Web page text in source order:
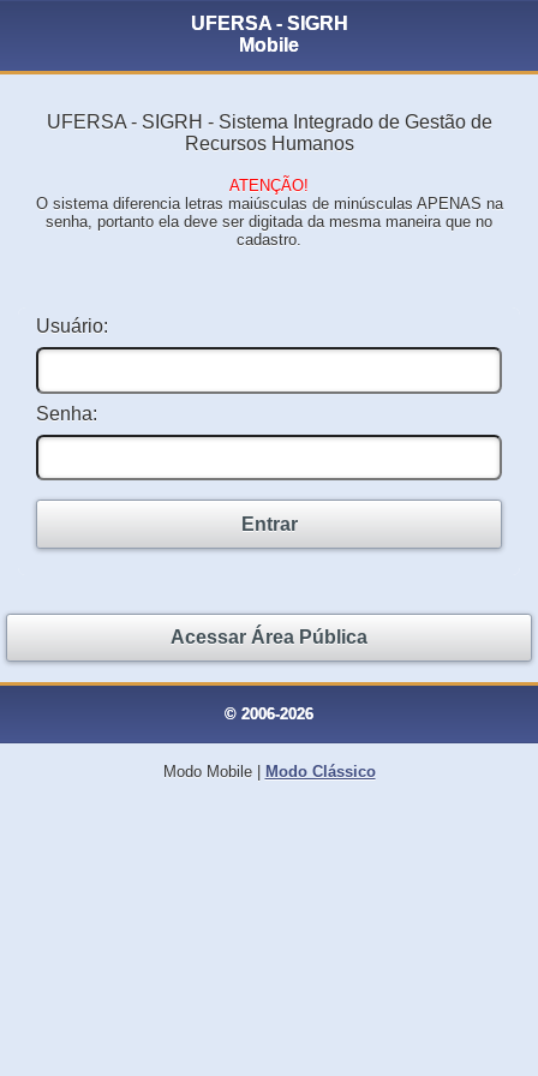
UFERSA - SIGRH
Mobile
UFERSA - SIGRH - Sistema Integrado de Gestão de
Recursos Humanos
ATENÇÃO!
O sistema diferencia letras maiúsculas de minúsculas APENAS na
senha, portanto ela deve ser digitada da mesma maneira que no
cadastro.
Usuário:
Senha:
Entrar
Acessar Área Pública
© 2006-2026
Modo Mobile| Modo Clássico